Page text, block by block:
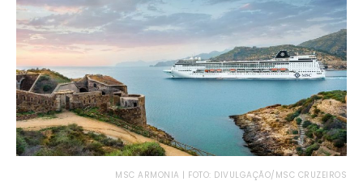
MSC ARMONIA | FOTO: DIVULGAÇÃO/MSC CRUZEIROS